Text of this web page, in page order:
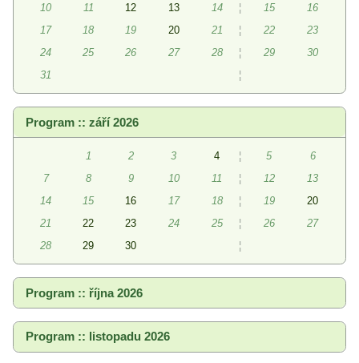
10
11 12 13 14 ¦ 15
16
17
18 19 20 21 ¦ 22
23
24
25 26 27 28 ¦ 29
30
31
¦
Program :: září 2026
1 2 3 4 ¦ 5
6
7
8 9 10 11 ¦ 12
13
14
15 16 17 18 ¦ 19
20
21
22 23 24 25 ¦ 26
27
28
29 30 ¦
Program :: října 2026
Program :: listopadu 2026